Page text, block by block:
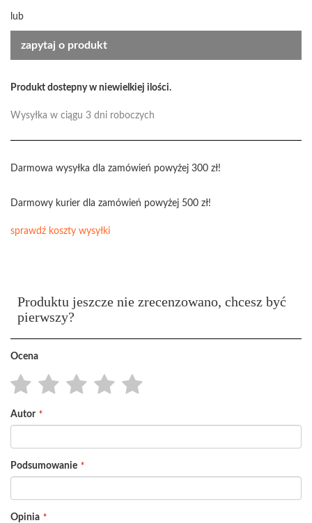
lub
zapytaj o produkt
Produkt dostepny w niewielkiej ilości.
Wysyłka w ciągu 3 dni roboczych
Darmowa wysyłka dla zamówień powyżej 300 zł!
Darmowy kurier dla zamówień powyżej 500 zł!
sprawdź koszty wysyłki
Produktu jeszcze nie zrecenzowano, chcesz być
pierwszy?
Ocena
star
stars
stars
stars
stars
Autor
Podsumowanie
Opinia